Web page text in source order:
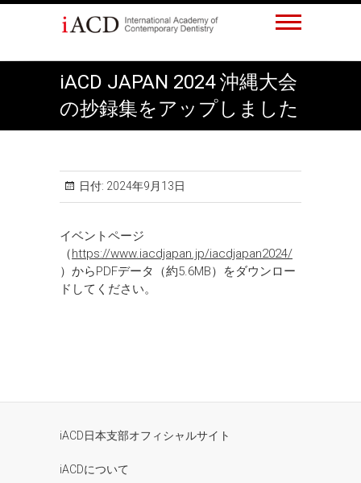
Skip
iACD JAPAN 2024 沖縄大会
の抄録集をアップしました
日付: 2024年9月13日
イベントページ
（https://www.iacdjapan.jp/iacdjapan2024/
）からPDFデータ（約5.6MB）をダウンロー
ドしてください。
iACD日本支部オフィシャルサイト
iACDについて